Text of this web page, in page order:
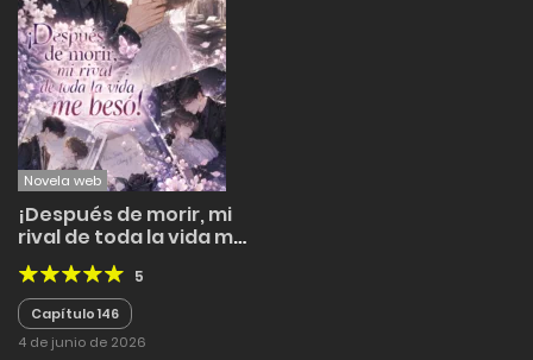
Novela web
¡Después de morir, mi
rival de toda la vida me
besó!
5
Capítulo 146
4 de junio de 2026